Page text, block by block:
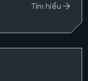
Tìm hiểu